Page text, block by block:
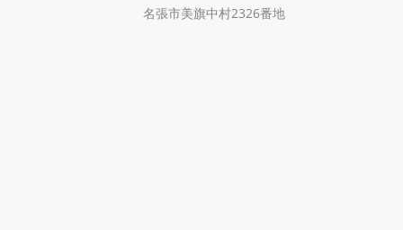
名張市美旗中村2326番地